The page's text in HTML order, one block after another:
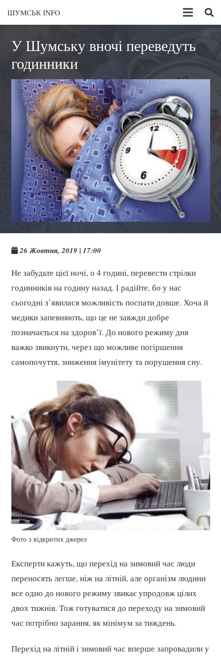
ШУМСЬК INFO
У Шумську вночі переведуть
годинники
26 Жовтня, 2019 | 17:00
Не забудьте цієї ночі, о 4 годині, перевести стрілки
годинників на годину назад. І радійте, бо у нас
сьогодні з’явилася можливість поспати довше. Хоча й
медики запевняють, що це не завжди добре
позначається на здоров’ї. До нового режиму дня
важко звикнути, через що можливе погіршення
самопочуття, зниження імунітету та порушення сну.
Фото з відкритих джерел
Експерти кажуть, що перехід на зимовий час люди
переносять легше, ніж на літній, але організм людини
все одно до нового режиму звикає упродовж цілих
двох тижнів. Тож готуватися до переходу на зимовий
час потрібно зарання, як мінімум за тиждень.
Перехід на літній і зимовий час вперше запровадили у